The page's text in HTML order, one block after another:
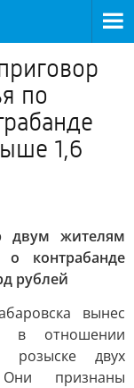
по
1,6
двум жителям
контрабанде
рублей
вынес
в отношении
розыске двух
признаны